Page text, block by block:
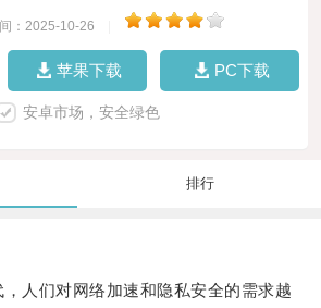
：2025-10-26
苹果下载 PC下载
安卓市场，安全绿色
排行
们对网络加速和隐私安全的需求越